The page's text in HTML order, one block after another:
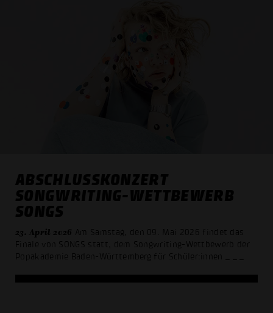
ABSCHLUSSKONZERT
SONGWRITING-WETTBEWERB
SONGS
23. April 2026 Am Samstag, den 09. Mai 2026 findet das
Finale von SONGS statt, dem Songwriting-Wettbewerb der
Popakademie Baden-Württemberg für Schüler:innen